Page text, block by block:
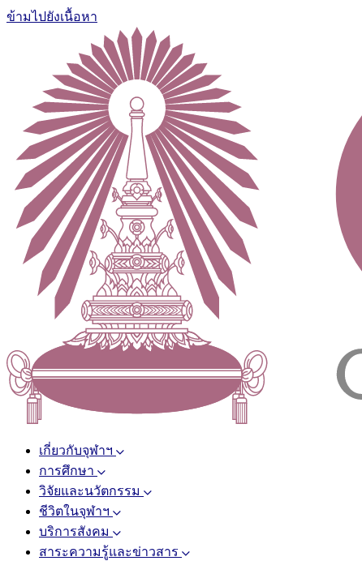
ข้ามไปยังเนื้อหา
เกี่ยวกับจุฬาฯ
การศึกษา
วิจัยและนวัตกรรม
ชีวิตในจุฬาฯ
บริการสังคม
สาระความรู้และข่าวสาร